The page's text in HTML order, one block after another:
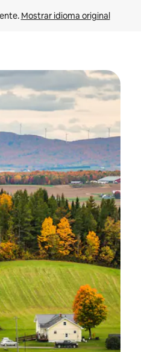
Mostrar idioma original
ou tocando e deslizando o